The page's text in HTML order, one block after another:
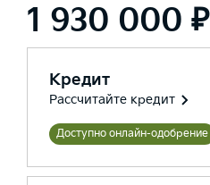
1 930 000 ₽
Кредит
Рассчитайте кредит
Доступно онлайн-одобрение